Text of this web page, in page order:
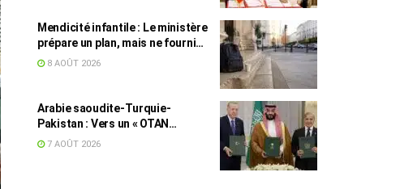
Mendicité infantile : Le ministère
prépare un plan, mais ne fournit
toujours aucun chiffre
8 AOÛT 2026
Arabie saoudite-Turquie-
Pakistan : Vers un « OTAN
islamique » ?
7 AOÛT 2026